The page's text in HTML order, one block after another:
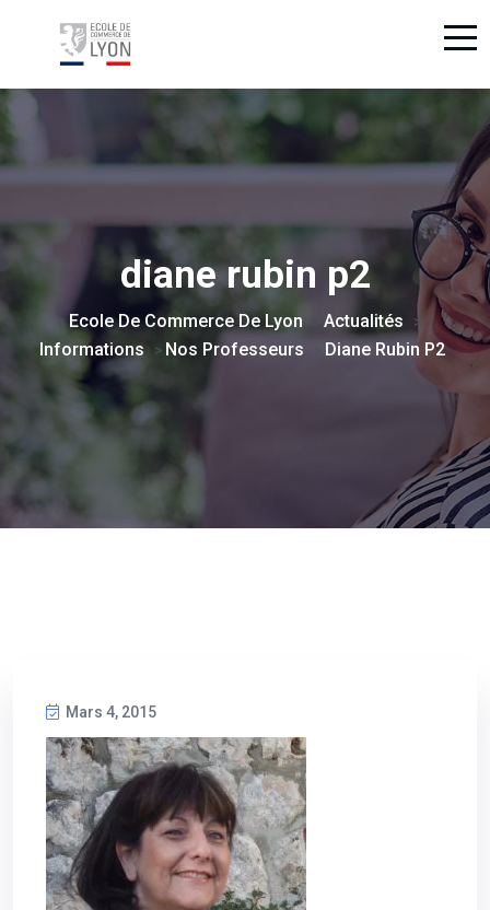
diane rubin p2
Ecole De Commerce De Lyon Actualités >
Informations > Nos Professeurs Diane Rubin P2
Mars 4, 2015